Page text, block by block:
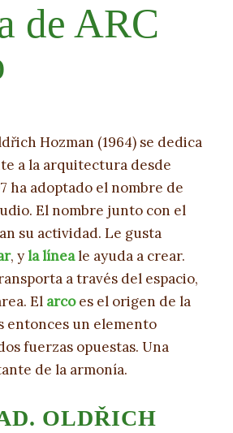
de ARC
Hozman (1964) se dedica
a la arquitectura desde
ha adoptado el nombre de
El nombre junto con el
su actividad. Le gusta
, yla líneale ayuda a crear.
a través del espacio,
El arcoes el origen de la
entonces un elemento
fuerzas opuestas. Una
de la armonía.
OLDŘICH